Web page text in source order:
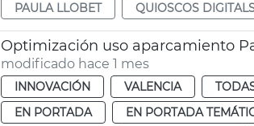
PAULA LLOBET
QUIOSCOS
Optimización uso aparcamiento
modificado hace 1 mes
INNOVACIÓN VALENCIA
EN PORTADA
EN PORTADA